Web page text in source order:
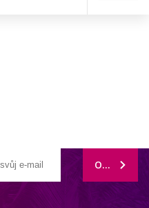
ODEBÍRAT